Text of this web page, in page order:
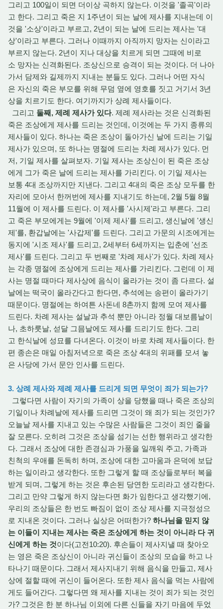
그리고 100일이 되면 더이상 곡하지 않는다. 이것을 '졸곡'이라
고 한다. 그리고 죽은 지 1주년이 되는 날에 제사를 지내는데 이
것을 '소상'이라고 부르고, 2년이 되는 날에 드리는 제사는 '대
상'이라고 부른다. 그러나 이때까지 아직까지 망자는 신이라고
부르지 않는다. 2년이 지나 대상을 치르게 되면 그때에 비로
소 망자는 신격화된다. 조상신으로 승격이 되는 것이다. 더 나아
가서 담제와 길제까지 지내는 분들도 있다. 그러나 어떤 자식
은 자신의 죽은 부모를 위해 무덤 옆에 영호를 짓고 거기서 3년
상을 치르기도 한다. 여기까지가 상례 제사들이다.
그리고 둘째, 제례 제사가 있다. 제례 제사라는 것은 신격화된
죽은 조상에게 제사를 드리는 것인데, 이것에는 두 가지 종류의
제사들이 있다. 하나는 죽은 조상이 돌아가신 날에 드리는 기일
제사가 있으며, 또 하나는 명절에 드리는 차례 제사가 있다. 먼
저, 기일 제사를 살펴보자. 기일 제사는 조상신이 된 죽은 조상
에게 그가 죽은 날에 드리는 제사를 가리킨다. 이 기일 제사는
보통 4대 조상까지만 지낸다. 그리고 4대의 죽은 조상 모두를 한
자리에 모아서 한꺼번에 제사를 지내기도 하는데, 2월 5월 8월
11월에 이 제사를 드린다. 이 제사를 '사시제'라고 부른다. 그리
고 죽은 부모에게는 9월에 '이제 제사'를 드리고, 생신날에 '생신
제'를, 환갑날에는 '사갑제'를 드린다. 그리고 가문의 시조에게는
동지에 '시조 제사'를 드리고, 2세부터 6세까지는 입춘에 '선조
제사'를 드린다. 그리고 두 번째로 '차례 제사'가 있다. 차례 제사
는 각종 명절에 조상에게 드리는 제사를 가리킨다. 그런데 이 제
사는 명절 때마다 제사상에 음식이 올라가는 것이 좀 다르다. 설
날에는 떡국이 올라간다고 한다면, 추석에는 송편이 올라가기
때문이다. 명절에는 하여튼 사돈네 8촌까지 함께 모여 제사를
드린다. 차례 제사는 설날과 추석 뿐만 아니라 정월 대보름날이
나, 초하룻날, 섣달 그믐날에도 제사를 드리기도 한다. 그리
고 한식날에 성묘를 다녀온다. 이것이 바로 차례 제사들이다. 한
편 종손은 매일 아침저녁으로 죽은 조상 4대의 위패를 모셔 놓
은 사당에 가서 문안 인사를 드린다.
3. 상례 제사와 제례 제사를 드리게 되면 무엇이 죄가 되는가?
그렇다면 사람이 자기의 가족이 상을 당했을 때나 죽은 조상의
기일이나 차례날에 제사를 드리면 그것이 왜 죄가 되는 것인가?
오늘날 제사를 지내고 있는 수많은 사람들은 그것이 죄인 줄을
잘 모른다. 오히려 그것은 조상을 섬기는 선한 행위라고 생각한
다. 그래서 조상에 대한 존경심과 가풍을 일깨워 주고, 가족과
친척의 우애를 돈독히 하며, 조상에 대한 고마움과 은덕에 보답
하는 일이라고 생각한다. 또한 그렇게 할 때 조상들로부터 복을
받게 되며, 그렇게 하는 것은 후손된 당연한 도리라고 생각한다.
그리고 만약 그렇게 하지 않는다면 화가 임한다고 생각했기에,
우리의 조상들은 한 번도 빠짐이 없이 조상 제사를 지극정성으
로 지내온 것이다. 그러나 실상은 어떠한가? 하나님을 믿지 않
는 이들이 지내는 제사는 죽은 조상에게 하는 것이 아니라 다 귀
신에게 하는 것이다(고전10:20). 후손들이 제사지낼 때 찾아오
는 영은 죽은 조상신이 아니라 귀신들이 조상의 모습을 하고 나
타나기 때문이다. 그래서 제사지내기 위해 음식을 만들고, 제사
상에 절할 때에 귀신이 들어온다. 또한 제사 음식을 먹는 사람에
게도 들어간다. 그렇다면 왜 제사를 지내는 것이 죄가 되는 것인
가? 그것은 한 분 하나님 이외에 다른 신들을 자기 마음에 두었